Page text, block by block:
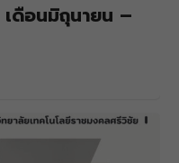
ดือนมิถุนายน –